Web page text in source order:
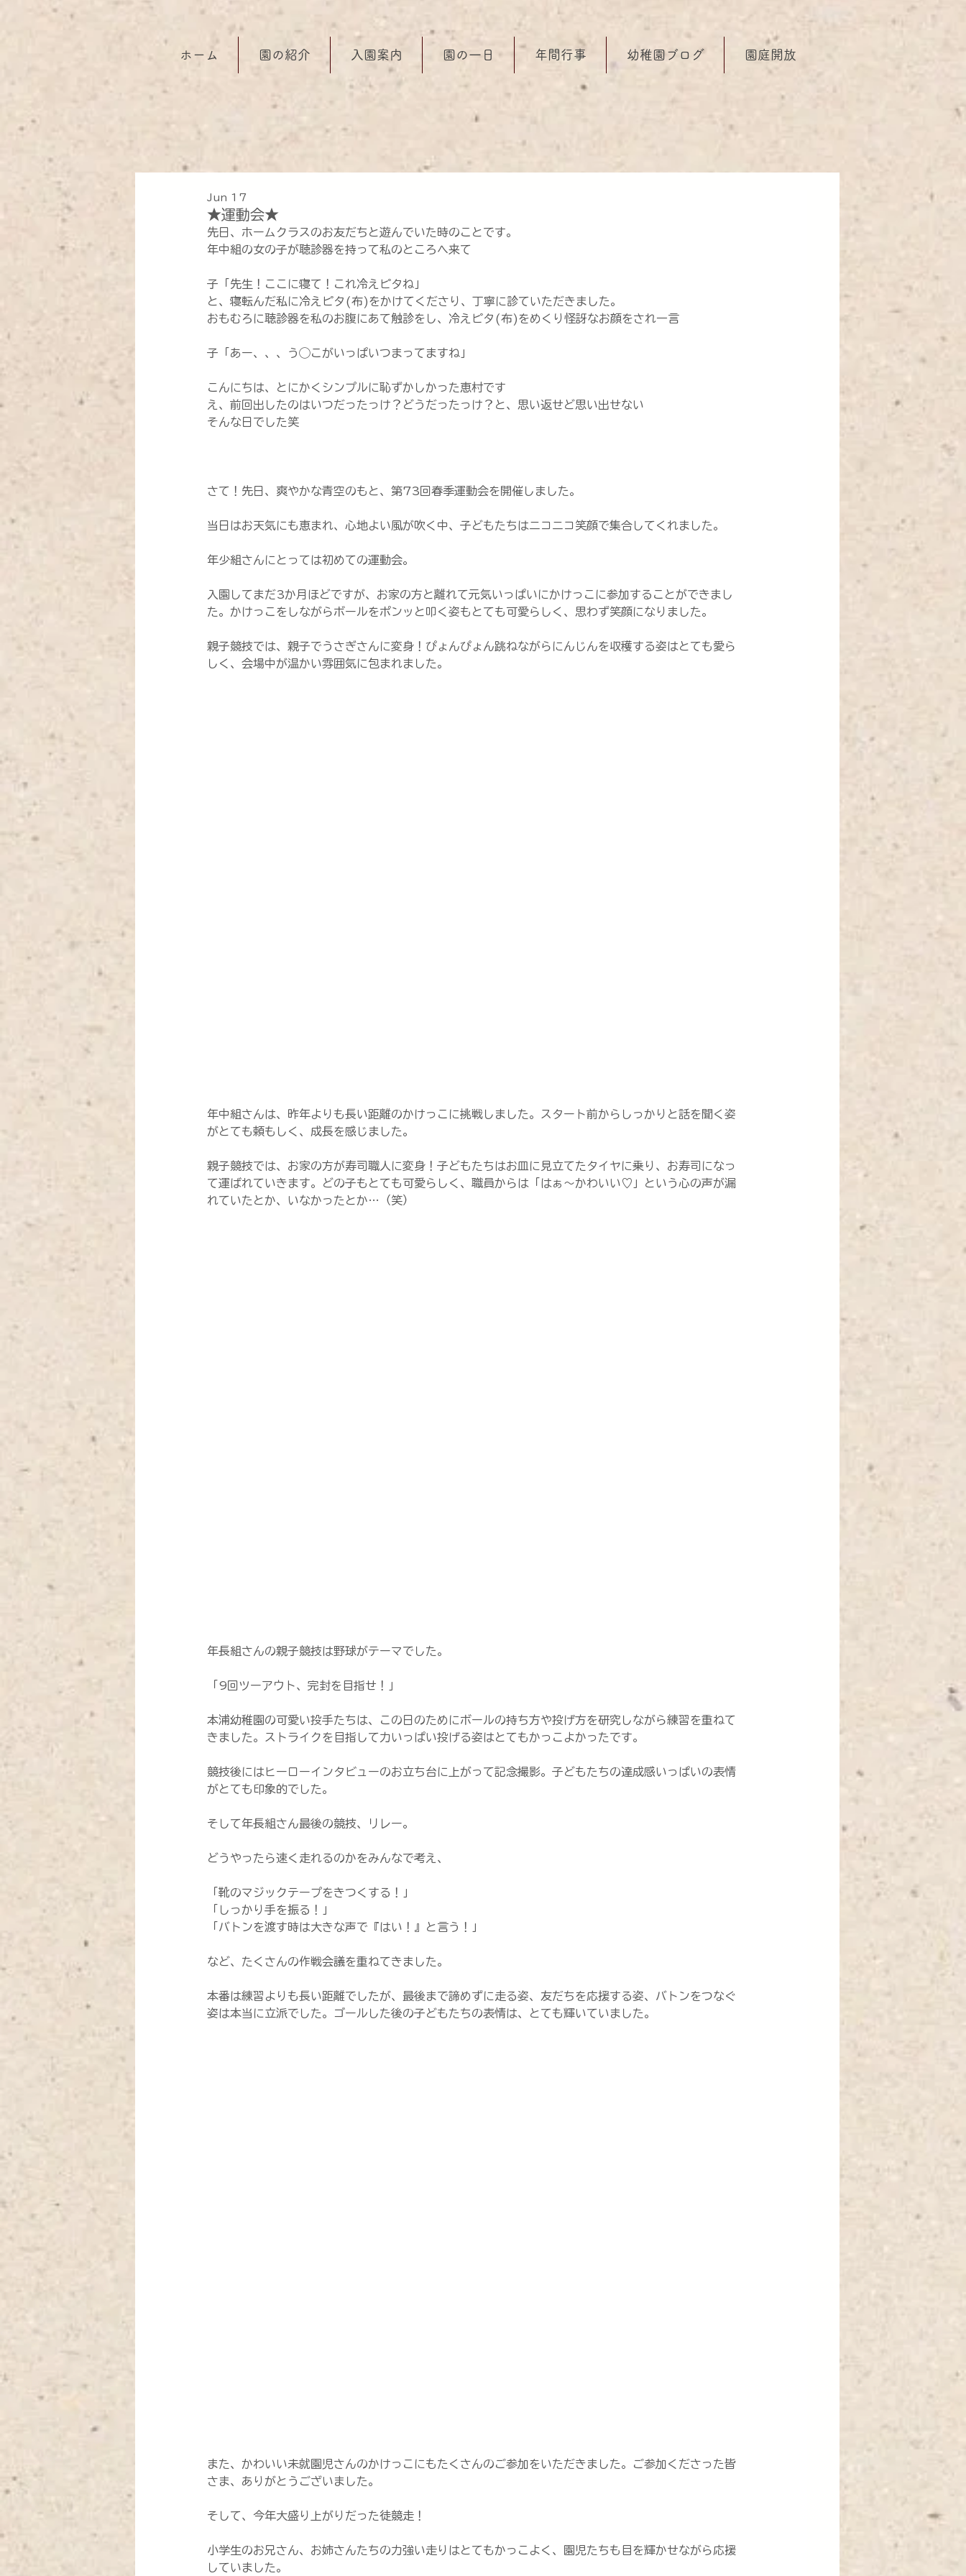
ホーム 園の紹介 入園案内 園の一日 年間行事 幼稚園ブログ 園庭開放
★運動会★
Jun 17
先日、ホームクラスのお友だちと遊んでいた時のことです。
年中組の女の子が聴診器を持って私のところへ来て
子「先生！ここに寝て！これ冷えピタね」
と、寝転んだ私に冷えピタ(布)をかけてくださり、丁寧に診ていただきました。
おもむろに聴診器を私のお腹にあて触診をし、冷えピタ(布)をめくり怪訝なお顔をされ一言
子「あー、、、う◯こがいっぱいつまってますね」
こんにちは、とにかくシンプルに恥ずかしかった恵村です
え、前回出したのはいつだったっけ？どうだったっけ？と、思い返せど思い出せない
そんな日でした笑
さて！先日、爽やかな青空のもと、第73回春季運動会を開催しました。
当日はお天気にも恵まれ、心地よい風が吹く中、子どもたちはニコニコ笑顔で集合してくれました。
年少組さんにとっては初めての運動会。
入園してまだ3か月ほどですが、お家の方と離れて元気いっぱいにかけっこに参加することができまし
た。かけっこをしながらボールをポンッと叩く姿もとても可愛らしく、思わず笑顔になりました。
親子競技では、親子でうさぎさんに変身！ぴょんぴょん跳ねながらにんじんを収穫する姿はとても愛ら
しく、会場中が温かい雰囲気に包まれました。
年中組さんは、昨年よりも長い距離のかけっこに挑戦しました。スタート前からしっかりと話を聞く姿
がとても頼もしく、成長を感じました。
親子競技では、お家の方が寿司職人に変身！子どもたちはお皿に見立てたタイヤに乗り、お寿司になっ
て運ばれていきます。どの子もとても可愛らしく、職員からは「はぁ～かわいい♡」という心の声が漏
れていたとか、いなかったとか…（笑）
年長組さんの親子競技は野球がテーマでした。
「9回ツーアウト、完封を目指せ！」
本浦幼稚園の可愛い投手たちは、この日のためにボールの持ち方や投げ方を研究しながら練習を重ねて
きました。ストライクを目指して力いっぱい投げる姿はとてもかっこよかったです。
競技後にはヒーローインタビューのお立ち台に上がって記念撮影。子どもたちの達成感いっぱいの表情
がとても印象的でした。
そして年長組さん最後の競技、リレー。
どうやったら速く走れるのかをみんなで考え、
「靴のマジックテープをきつくする！」
「しっかり手を振る！」
「バトンを渡す時は大きな声で『はい！』と言う！」
など、たくさんの作戦会議を重ねてきました。
本番は練習よりも長い距離でしたが、最後まで諦めずに走る姿、友だちを応援する姿、バトンをつなぐ
姿は本当に立派でした。ゴールした後の子どもたちの表情は、とても輝いていました。
また、かわいい未就園児さんのかけっこにもたくさんのご参加をいただきました。ご参加くださった皆
さま、ありがとうございました。
そして、今年大盛り上がりだった徒競走！
小学生のお兄さん、お姉さんたちの力強い走りはとてもかっこよく、園児たちも目を輝かせながら応援
していました。